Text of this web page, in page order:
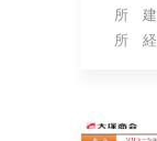
所
所